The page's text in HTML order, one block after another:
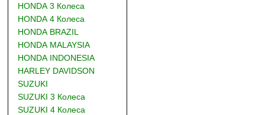
HONDA 3 Колеса
HONDA 4 Колеса
HONDA BRAZIL
HONDA MALAYSIA
HONDA INDONESIA
HARLEY DAVIDSON
SUZUKI
SUZUKI 3 Колеса
SUZUKI 4 Колеса